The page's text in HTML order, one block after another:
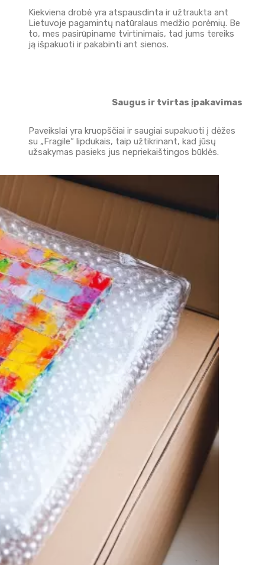
Kiekviena drobė yra atspausdinta ir užtraukta ant
Lietuvoje pagamintų natūralaus medžio porėmių. Be
to, mes pasirūpiname tvirtinimais, tad jums tereiks
ją išpakuoti ir pakabinti ant sienos.
Saugus ir tvirtas įpakavimas
Paveikslai yra kruopščiai ir saugiai supakuoti į dėžes
su „Fragile“ lipdukais, taip užtikrinant, kad jūsų
užsakymas pasieks jus nepriekaištingos būklės.